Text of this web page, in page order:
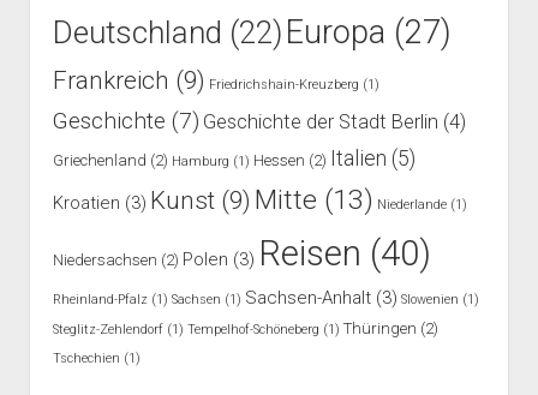
Deutschland (22) Europa (27)
Frankreich (9) Friedrichshain-Kreuzberg (1)
Geschichte (7) Geschichte der Stadt Berlin (4)
Griechenland (2) Hamburg (1) Hessen (2) Italien (5)
Kroatien (3) Kunst(9) Mitte (13) Niederlande(1)
Niedersachsen (2) Polen (3) Reisen (40)
Rheinland-Pfalz(1) Sachsen (1) Sachsen-Anhalt(3) Slowenien (1)
Steglitz-Zehlendorf(1) Tempelhof-Schöneberg (1) Thüringen (2)
Tschechien (1)